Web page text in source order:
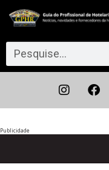
Publicidade